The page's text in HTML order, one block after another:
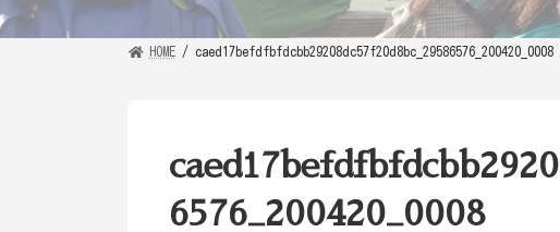
HOME caed17befdfbfdcbb29208dc57f20d8bc_29586576_200420_0008
6576_200420_0008